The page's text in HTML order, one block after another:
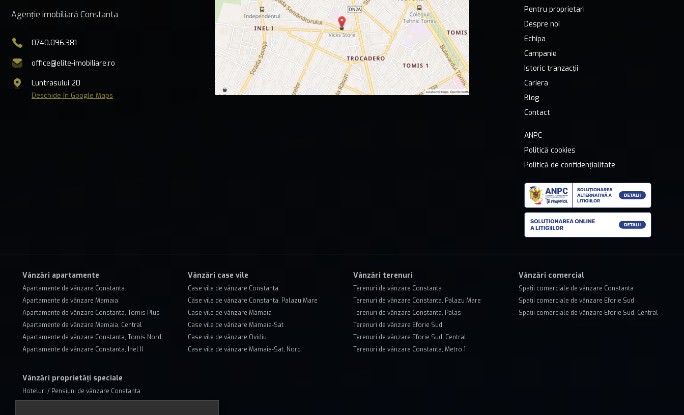
Agenție imobiliară Constanta
0740.096.381
office@elite-imobiliare.ro
Luntrasului 20
Deschide în Google Maps
Pentru proprietari
Despre noi
Echipa
Campanie
Istoric tranzacții
Cariera
Blog
Contact
ANPC
Politică cookies
Politică de confidențialitate
Vânzări apartamente
Apartamente de vânzare Constanta
Apartamente de vânzare Mamaia
Apartamente de vânzare Constanta, Tomis Plus
Apartamente de vânzare Mamaia, Central
Apartamente de vânzare Constanta, Tomis Nord
Apartamente de vânzare Constanta, Inel II
Vânzări case vile
Case vile de vânzare Constanta
Case vile de vânzare Constanta, Palazu Mare
Case vile de vânzare Mamaia
Case vile de vânzare Mamaia-Sat
Case vile de vânzare Ovidiu
Case vile de vânzare Mamaia-Sat, Nord
Vânzări terenuri
Terenuri de vânzare Constanta
Terenuri de vânzare Constanta, Palazu Mare
Terenuri de vânzare Constanta, Palas
Terenuri de vânzare Eforie Sud
Terenuri de vânzare Eforie Sud, Central
Terenuri de vânzare Constanta, Metro 1
Vânzări comercial
Spații comerciale de vânzare Constanta
Spații comerciale de vânzare Eforie Sud
Spații comerciale de vânzare Eforie Sud, Central
Vânzări proprietăți speciale
Hoteluri / Pensiuni de vânzare Constanta